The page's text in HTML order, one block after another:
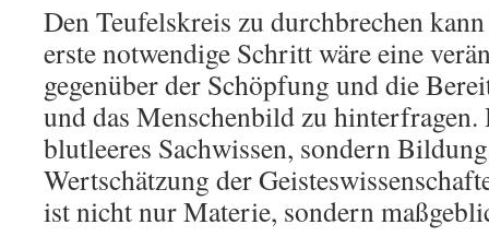
Den Teufelskreis zu durchbrechen
erste notwendige Schritt wäre eine
gegenüber der Schöpfung und die
und das Menschenbild zu
blutleeres Sachwissen, sondern
Wertschätzung der
ist nicht nur Materie, sondern